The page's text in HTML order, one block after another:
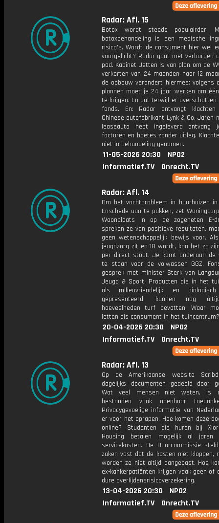
Radar: Afl. 15
Botox wordt steeds populairder.
botoxbehandeling is een medische
risico's. Wordt de consument hier wel
voorgelicht? Radar gaat met verborgen
pad. Kabinet Jetten is van plan om de
verkorten van 24 maanden naar 12
de opbouw verandert hiermee: volgens
plannen moet je 24 jaar werken om
te krijgen. En dat terwijl er overschotten
fonds. En: Radar ontvangt
Chinese autofabrikant Lynk & Co. Jaren
leaseauto hebt ingeleverd ontvang
facturen en boetes zonder uitleg.
niet in behandeling genomen.
11-05-2026 20:30
NPO2
Informatief.TV
Onrecht.TV
Radar: Afl. 14
Om het vochtprobleem in huurhuizen
Enschede aan te pakken, zet
Woonplaats in op de zogeheten E-
spreken ze van positieve resultaten,
geen wetenschappelijk bewijs voor.
jeugdzorg zit en 18 wordt, kan het zo
per direct stopt. Je komt onderaan de
te staan voor de volwassen GGZ.
gesprek met minister Sterk van
Jeugd & Sport. Producten die in het
als milieuvriendelijk en
gepresenteerd, kunnen nog
hoeveelheden turf bevatten. Waar
letten als consument in het tuincentrum?
20-04-2026 20:30
NPO2
Informatief.TV
Onrecht.TV
Radar: Afl. 13
Op de Amerikaanse website
dagelijks documenten gedeeld door
Wat veel mensen niet weten, is
bestanden vaak openbaar
Privacygevoelige informatie van
er voor het oprapen. Hoe komen deze
online? Studenten die huren bij
Housing betalen mogelijk al
servicekosten. De Huurcommissie
zaken vast dat de kosten niet kloppen,
worden ze niet altijd aangepast. Hoe
ex-kankerpatiënten krijgen vaak geen of
dure overlijdensrisicoverzekering.
13-04-2026 20:30
NPO2
Informatief.TV
Onrecht.TV